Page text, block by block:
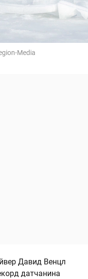
Media
Давид Венцл
датчанина